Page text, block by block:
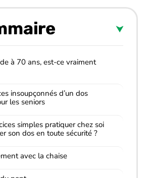
à 70 ans, est-ce vraiment
insoupçonnés d’un dos
les seniors
simples pratiquer chez soi
son dos en toute sécurité ?
avec la chaise